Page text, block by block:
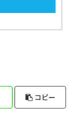
コピー